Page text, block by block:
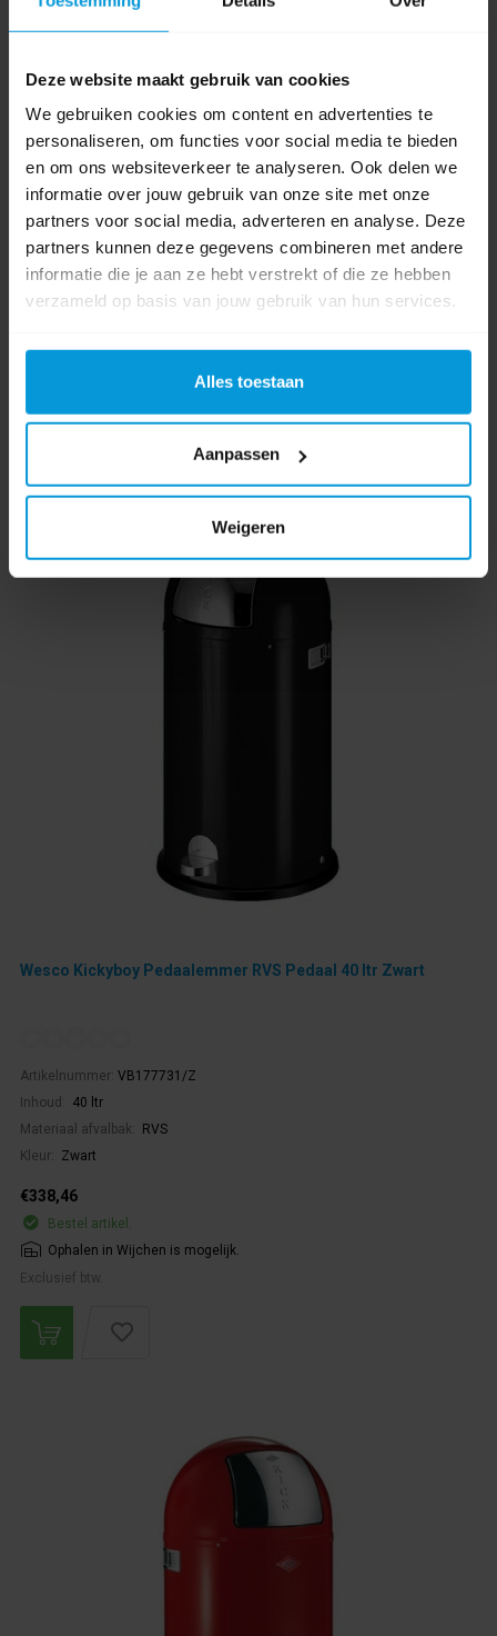
Deze website maakt gebruik van cookies
We gebruiken cookies om content en advertenties te
personaliseren, om functies voor social media te bieden
en om ons websiteverkeer te analyseren. Ook delen we
informatie over jouw gebruik van onze site met onze
partners voor social media, adverteren en analyse. Deze
partners kunnen deze gegevens combineren met andere
informatie die je aan ze hebt verstrekt of die ze hebben
verzameld op basis van jouw gebruik van hun services.
Alles toestaan
Aanpassen
Weigeren
Artikelnummer:VB175834
Inhoud: 40 ltr
Materiaal afvalbak: RVS
Kleur: RVS
€438,81
Bestel artikel.
Wesco Kickyboy Pedaalemmer RVS Pedaal 40 ltr Zwart
Artikelnummer: VB177731/Z
Inhoud:
40 ltr
Materiaal afvalbak:
RVS
Kleur:
Zwart
€338,46
Bestel artikel.
Ophalen in Wijchen is mogelijk.
Exclusief btw.